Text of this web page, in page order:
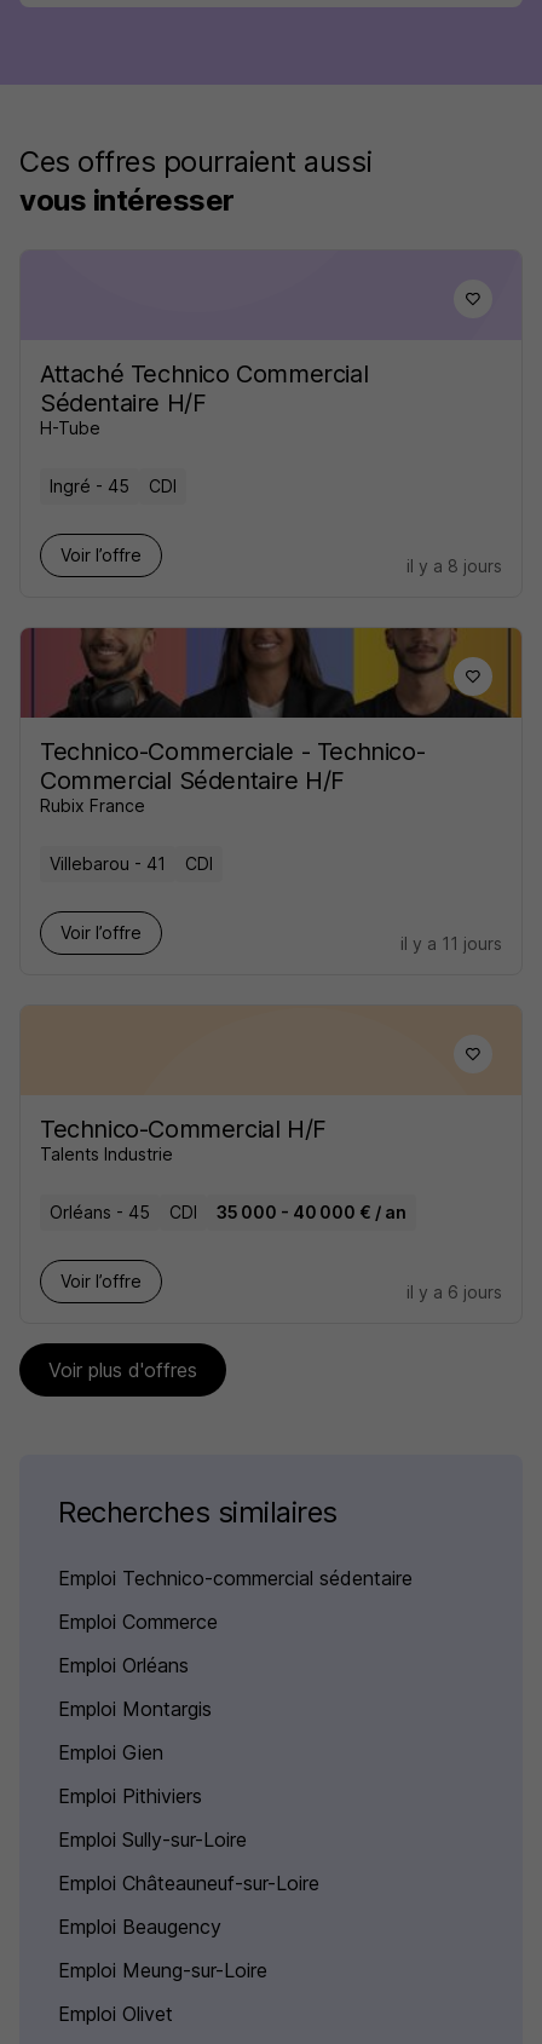
Ces offres pourraient aussi
vous intéresser
Attaché Technico Commercial
Sédentaire H/F
H-Tube
Ingré - 45 CDI
Voir l’offre
il y a 8 jours
Technico-Commerciale - Technico-
Commercial Sédentaire H/F
Rubix France
Villebarou - 41 CDI
Voir l’offre
il y a 11 jours
Technico-Commercial H/F
Talents Industrie
Orléans - 45 CDI 35 000 - 40 000 € / an
Voir l’offre
il y a 6 jours
Voir plus d'offres
Recherches similaires
Emploi Technico-commercial sédentaire
Emploi Commerce
Emploi Orléans
Emploi Montargis
Emploi Gien
Emploi Pithiviers
Emploi Sully-sur-Loire
Emploi Châteauneuf-sur-Loire
Emploi Beaugency
Emploi Meung-sur-Loire
Emploi Olivet